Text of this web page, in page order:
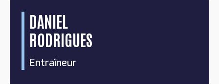
DANIEL
RODRIGUES
Entraîneur